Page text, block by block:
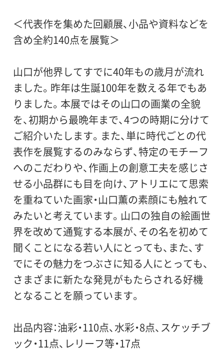
＜代表作を集めた回顧展、小品や資料などを
含め全約140点を展覧＞
山口が他界してすでに40年もの歳月が流れ
ました。昨年は生誕100年を数える年でもあ
りました。本展ではその山口の画業の全貌
を、初期から最晩年まで、4つの時期に分けて
ご紹介いたします。また、単に時代ごとの代
表作を展覧するのみならず、特定のモチーフ
へのこだわりや、作画上の創意工夫を感じさ
せる小品群にも目を向け、アトリエにて思索
を重ねていた画家・山口薫の素顔にも触れて
みたいと考えています。山口の独自の絵画世
界を改めて通覧する本展が、その名を初めて
聞くことになる若い人にとっても、また、す
でにその魅力をつぶさに知る人にとっても、
さまざまに新たな発見がもたらされる好機
となることを願っています。
出品内容：油彩・110点、水彩・8点、スケッチブ
ック・11点、レリーフ等・17点